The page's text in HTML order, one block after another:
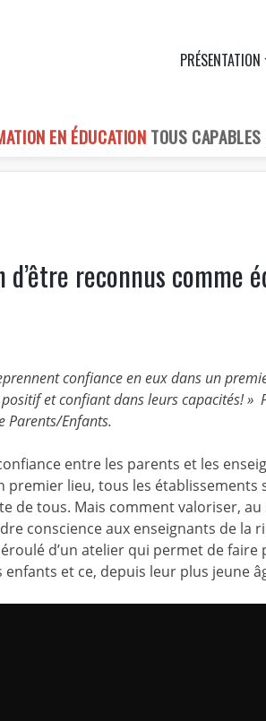
EN ÉDUCATION TOUS
PRÉSENTATION
reconnus comme
confiance en eux dans un
et confiant dans leurs capacités! »
Parents/Enfants.
entre les parents et les
lieu, tous les établissements
de tous. Mais comment valoriser, au
conscience aux enseignants de la
d’un atelier qui permet de
et ce, depuis leur plus jeune